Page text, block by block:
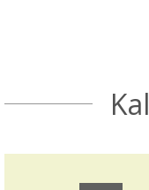
Seznamte se s
Škola nanečisto.
Termíny akcí